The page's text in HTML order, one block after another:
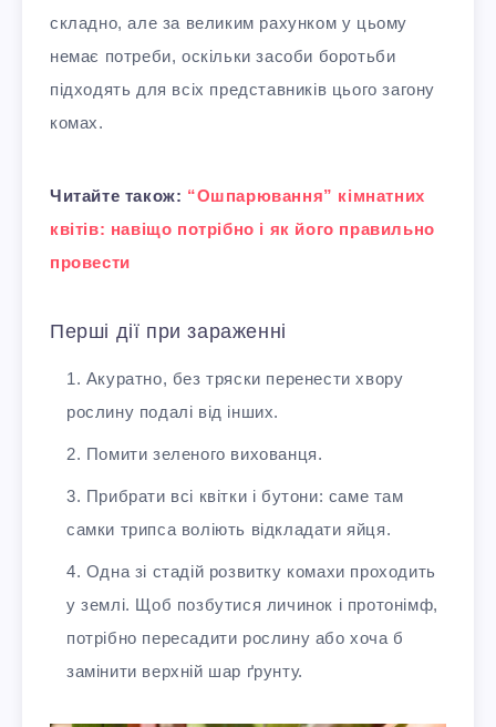
складно, але за великим рахунком у цьому
немає потреби, оскільки засоби боротьби
підходять для всіх представників цього загону
комах.
Читайте також: “Ошпарювання” кімнатних
квітів: навіщо потрібно і як його правильно
провести
Перші дії при зараженні
Акуратно, без тряски перенести хвору
рослину подалі від інших.
Помити зеленого вихованця.
Прибрати всі квітки і бутони: саме там
самки трипса воліють відкладати яйця.
Одна зі стадій розвитку комахи проходить
у землі. Щоб позбутися личинок і протонімф,
потрібно пересадити рослину або хоча б
замінити верхній шар ґрунту.